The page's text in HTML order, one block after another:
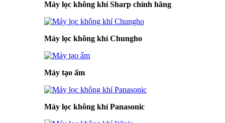
Máy lọc không khí Sharp chính hãng
Máy lọc không khí Chungho
Máy tạo ẩm
Máy lọc không khí Panasonic